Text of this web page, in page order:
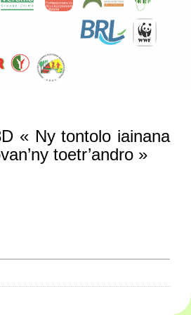
« Ny tontolo iainana
toetr’andro »